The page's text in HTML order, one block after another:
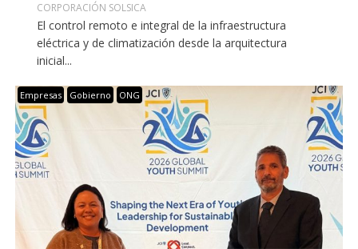
CORPORACIÓN SOLSICA
El control remoto e integral de la infraestructura
eléctrica y de climatización desde la arquitectura
inicial...
Empresas Gobierno ONG